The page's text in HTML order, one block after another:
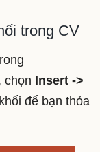
trong CV
chọn Insert ->
để bạn thỏa